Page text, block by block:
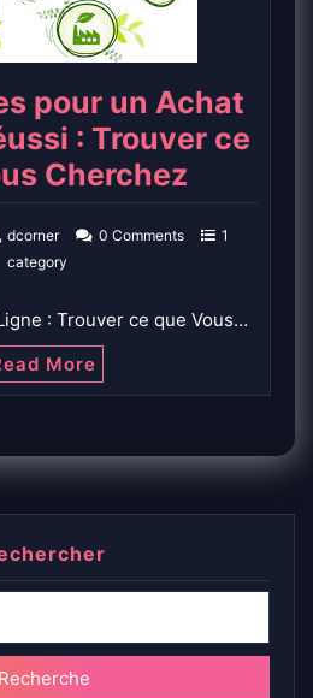
pour un Achat
: Trouver ce
Cherchez
dcorner 0 Comments
1
category
: Trouver ce que Vous…
More
Recherche